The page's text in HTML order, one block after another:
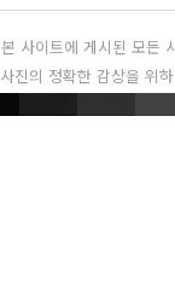
본 사이트에 게시된 모든
사진의 정확한 감상을 위